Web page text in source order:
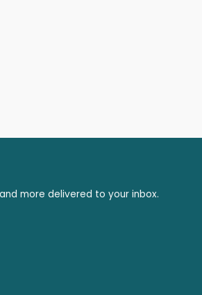
more delivered to your inbox.